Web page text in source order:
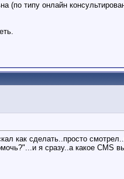
(по типу онлайн
как сделать..просто
я сразу..а какое CMS